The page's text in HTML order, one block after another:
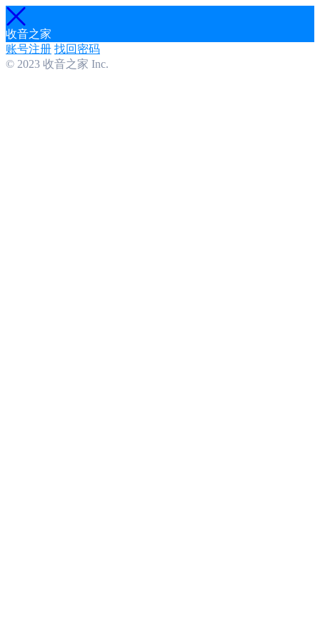
收音之家
账号注册 找回密码
© 2023 收音之家 Inc.